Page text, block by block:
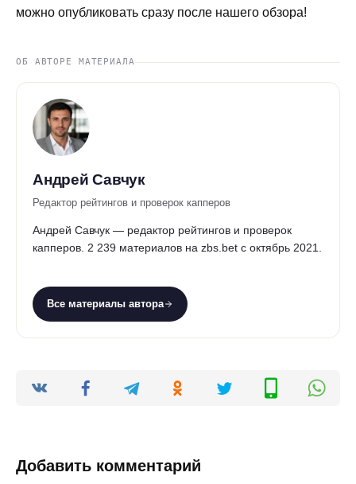
можно опубликовать сразу после нашего обзора!
ОБ АВТОРЕ МАТЕРИАЛА
Андрей Савчук
Редактор рейтингов и проверок капперов
Андрей Савчук — редактор рейтингов и проверок
капперов. 2 239 материалов на zbs.bet с октябрь 2021.
Все материалы автора
Добавить комментарий